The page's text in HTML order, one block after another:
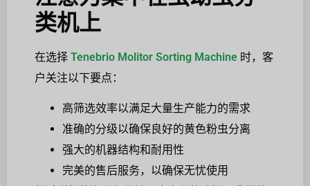
类机上
在选择 Tenebrio Molitor Sorting Machine 时，客
户关注以下要点：
高筛选效率以满足大量生产能力的需求
准确的分级以确保良好的黄色粉虫分离
强大的机器结构和耐用性
完美的售后服务，以确保无忧使用